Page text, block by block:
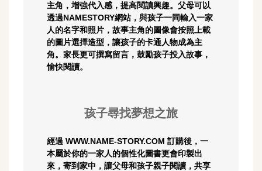
主角，增強代入感，提高閱讀興趣。父母可以
透過NAMESTORY網站，與孩子一同輸入一家
人的名字和照片，故事主角的圖像會按照上載
的圖片選擇造型，讓孩子的卡通人物成為主
角。家長更可撰寫留言，鼓勵孩子投入故事，
愉快閱讀。
孩子尋找夢想之旅
經過 WWW.NAME-STORY.COM 訂購後，一
本屬於你的一家人的個性化圖書更會印製出
來，寄到家中，讓父母和孩子親子閱讀，共享